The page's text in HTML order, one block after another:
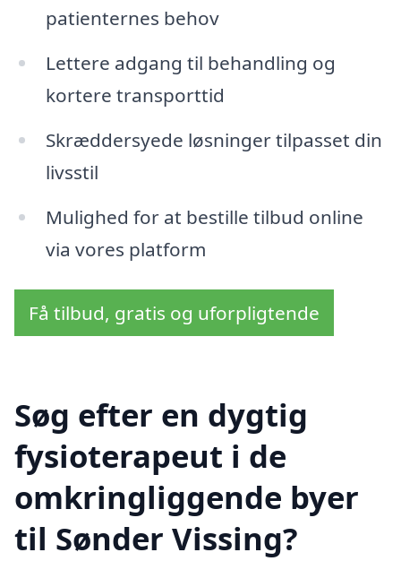
patienternes behov
Lettere adgang til behandling og
kortere transporttid
Skræddersyede løsninger tilpasset din
livsstil
Mulighed for at bestille tilbud online
via vores platform
Få tilbud, gratis og uforpligtende
Søg efter en dygtig
fysioterapeut i de
omkringliggende byer
til Sønder Vissing?